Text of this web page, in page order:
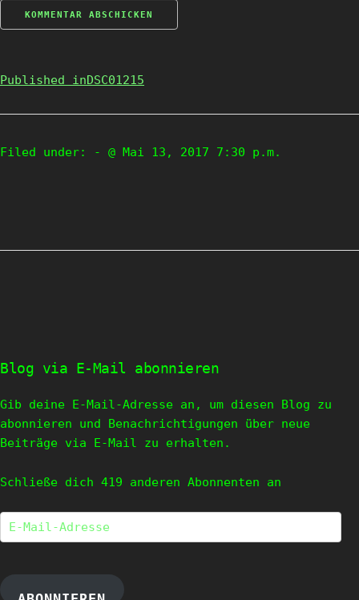
Published inDSC01215
Filed under: - @ Mai 13, 2017 7:30 p.m.
Blog via E-Mail abonnieren
Gib deine E-Mail-Adresse an, um diesen Blog zu
abonnieren und Benachrichtigungen über neue
Beiträge via E-Mail zu erhalten.
Schließe dich 419 anderen Abonnenten an
E-
Mail-